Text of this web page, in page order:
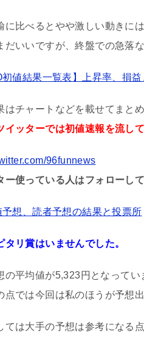
に比べるとやや激しい動きに
だいいですが、終盤での急落
初値結果一覧表】上昇率、損
はチャートなどを載せてまと
イッターでは初値速報を流して
96funnews
ー使っている人はフォローし
予想、読者予想の結果と投票所
タリ賞はいませんでした。
の平均値が5,323円となって
点では今回は私のほうが予想
ては大手の予想は参考になる